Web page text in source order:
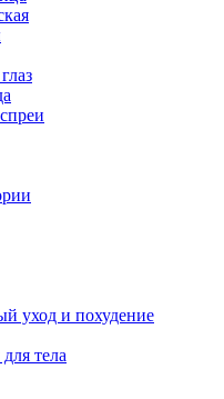
уход и похудение
тела